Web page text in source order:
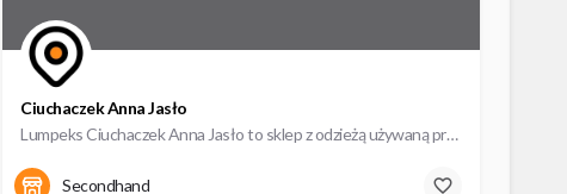
Ciuchaczek Anna Jasło
Lumpeks Ciuchaczek Anna Jasło to sklep z odzieżą używaną przy ulicy Juliusza Słowackiego 8/2,. W naszym…
Secondhand